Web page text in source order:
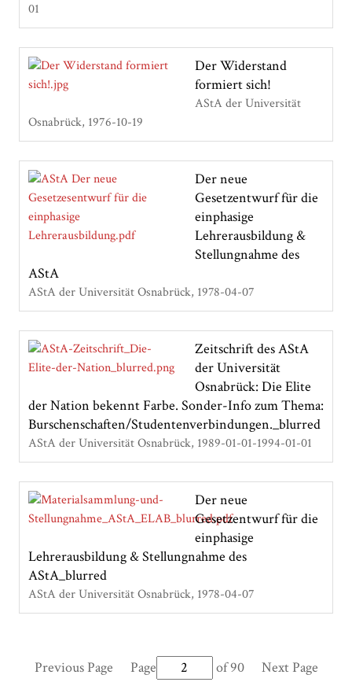
01
Der Widerstand
formiert sich!
AStA der Universität
Osnabrück 1976-10-19
Der neue
Gesetzentwurf für die
einphasige
Lehrerausbildung &
Stellungnahme des
AStA
AStA der Universität Osnabrück 1978-04-07
Zeitschrift des AStA
der Universität
Osnabrück: Die Elite
der Nation bekennt Farbe. Sonder-Info zum Thema:
Burschenschaften/Studentenverbindungen._blurred
AStA der Universität Osnabrück 1989-01-01-1994-01-01
Der neue
Gesetzentwurf für die
einphasige
Lehrerausbildung & Stellungnahme des
AStA_blurred
AStA der Universität Osnabrück 1978-04-07
Previous Page Page of 90 Next Page